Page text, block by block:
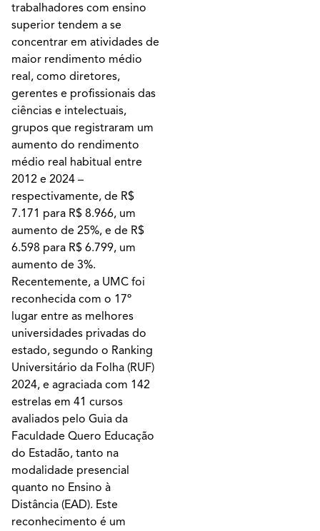
trabalhadores com ensino
superior tendem a se
concentrar em atividades de
maior rendimento médio
real, como diretores,
gerentes e profissionais das
ciências e intelectuais,
grupos que registraram um
aumento do rendimento
médio real habitual entre
2012 e 2024 –
respectivamente, de R$
7.171 para R$ 8.966, um
aumento de 25%, e de R$
6.598 para R$ 6.799, um
aumento de 3%.
Recentemente, a UMC foi
reconhecida com o 17º
lugar entre as melhores
universidades privadas do
estado, segundo o Ranking
Universitário da Folha (RUF)
2024, e agraciada com 142
estrelas em 41 cursos
avaliados pelo Guia da
Faculdade Quero Educação
do Estadão, tanto na
modalidade presencial
quanto no Ensino à
Distância (EAD). Este
reconhecimento é um